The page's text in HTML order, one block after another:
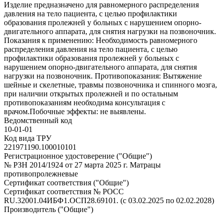
Изделие предназначено для равномерного распределения
давления на тело пациента, с целью профилактики
образования пролежней у больных с нарушением опорно-
двигательного аппарата, для снятия нагрузки на позвоночник.
Показания к применению: Необходимость равномерного
распределения давления на тело пациента, с целью
профилактики образования пролежней у больных с
нарушением опорно-двигательного аппарата, для снятия
нагрузки на позвоночник. Противопоказания: Вытяжение
шейные и скелетные, травмы позвоночника и спинного мозга,
при наличии открытых пролежней и по остальным
противопоказаниям необходима консультация с
врачом.Побочные эффекты: не выявлены.
Ведомственный код
10-01-01
Код вида ТРУ
221971190.100010101
Регистрационное удостоверение ("Общие")
№ РЗН 2014/1924 от 27 марта 2025 г. Матрацы
противопролежневые
Сертификат соответствия ("Общие")
Сертификат соответствия № РОСС
RU.32001.04ИБФ1.ОСП28.69101. (с 03.02.2025 по 02.02.2028)
Производитель ("Общие")